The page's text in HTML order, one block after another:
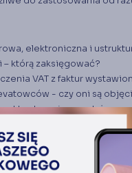
elektroniczna i
– którą zaksięgować?
VAT z faktur
- czy oni są
zakupu i sprzedaży po
wpływu na wartości w
termin płatności).
w JPK_VAT?